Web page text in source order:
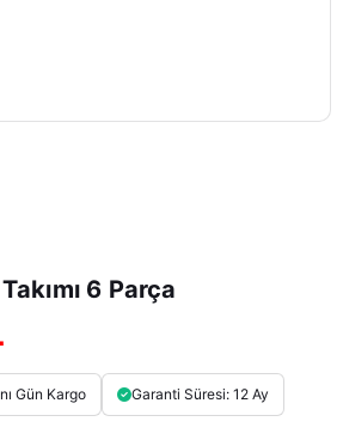
6 Parça
Gün Kargo Garanti Süresi: 12 Ay